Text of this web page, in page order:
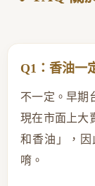
Q1：香油一
不一定。早期
現在市面上大
和香油」，
唷。